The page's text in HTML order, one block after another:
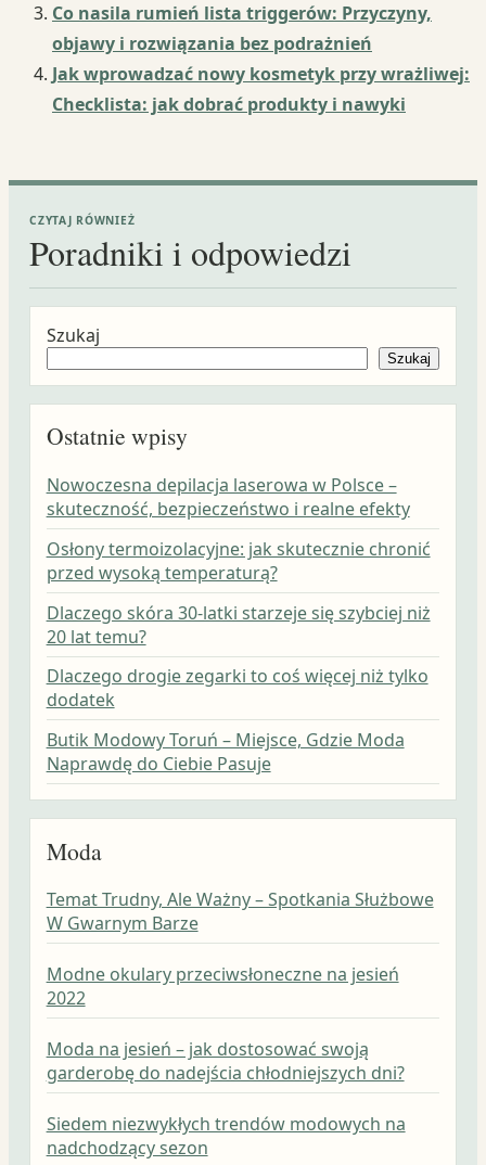
Co nasila rumień lista triggerów: Przyczyny,
objawy i rozwiązania bez podrażnień
Jak wprowadzać nowy kosmetyk przy wrażliwej:
Checklista: jak dobrać produkty i nawyki
CZYTAJ RÓWNIEŻ
Poradniki i odpowiedzi
Szukaj
Szukaj
Ostatnie wpisy
Nowoczesna depilacja laserowa w Polsce –
skuteczność, bezpieczeństwo i realne efekty
Osłony termoizolacyjne: jak skutecznie chronić
przed wysoką temperaturą?
Dlaczego skóra 30-latki starzeje się szybciej niż
20 lat temu?
Dlaczego drogie zegarki to coś więcej niż tylko
dodatek
Butik Modowy Toruń – Miejsce, Gdzie Moda
Naprawdę do Ciebie Pasuje
Moda
Temat Trudny, Ale Ważny – Spotkania Służbowe
W Gwarnym Barze
Modne okulary przeciwsłoneczne na jesień
2022
Moda na jesień – jak dostosować swoją
garderobę do nadejścia chłodniejszych dni?
Siedem niezwykłych trendów modowych na
nadchodzący sezon